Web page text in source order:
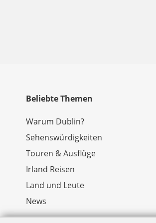
Beliebte Themen
Warum Dublin?
Sehenswürdigkeiten
Touren & Ausflüge
Irland Reisen
Land und Leute
News